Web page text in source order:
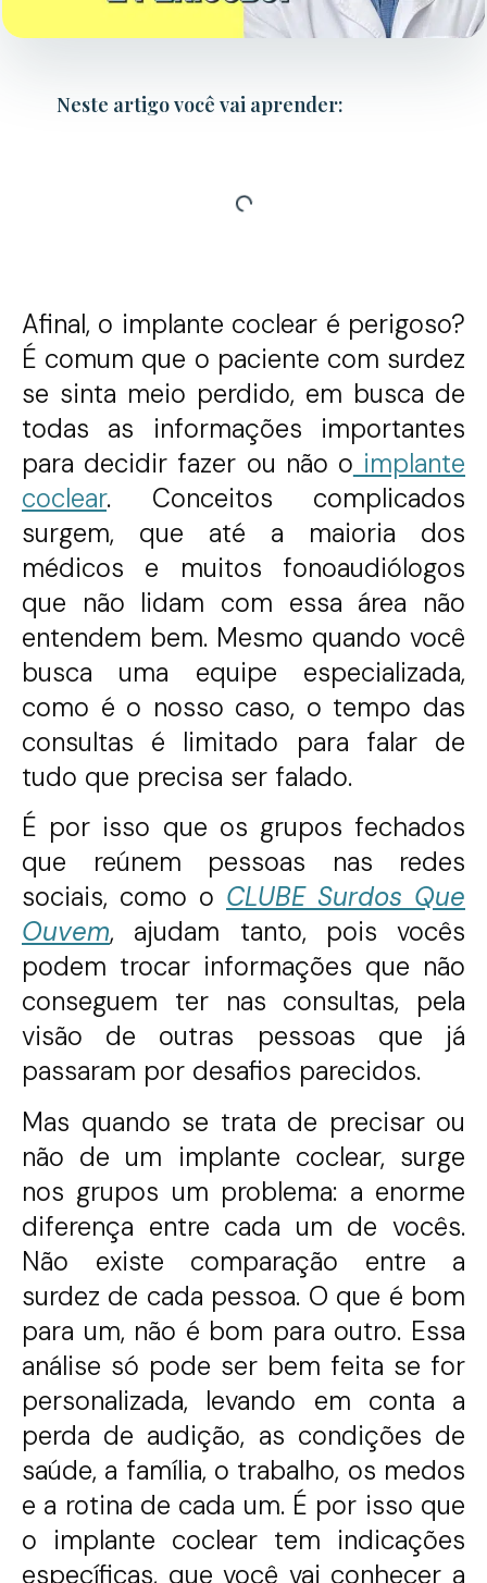
Neste artigo você vai aprender:
Afinal, o implante coclear é perigoso?
É comum que o paciente com surdez
se sinta meio perdido, em busca de
todas as informações importantes
para decidir fazer ou não o implante
coclear. Conceitos complicados
surgem, que até a maioria dos
médicos e muitos fonoaudiólogos
que não lidam com essa área não
entendem bem. Mesmo quando você
busca uma equipe especializada,
como é o nosso caso, o tempo das
consultas é limitado para falar de
tudo que precisa ser falado.
É por isso que os grupos fechados
que reúnem pessoas nas redes
sociais, como o CLUBE Surdos Que
Ouvem, ajudam tanto, pois vocês
podem trocar informações que não
conseguem ter nas consultas, pela
visão de outras pessoas que já
passaram por desafios parecidos.
Mas quando se trata de precisar ou
não de um implante coclear, surge
nos grupos um problema: a enorme
diferença entre cada um de vocês.
Não existe comparação entre a
surdez de cada pessoa. O que é bom
para um, não é bom para outro. Essa
análise só pode ser bem feita se for
personalizada, levando em conta a
perda de audição, as condições de
saúde, a família, o trabalho, os medos
e a rotina de cada um. É por isso que
o implante coclear tem indicações
específicas, que você vai conhecer a